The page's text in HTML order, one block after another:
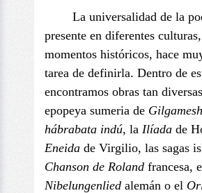
La universalidad de la
presente en diferentes
momentos históricos, hace
tarea de definirla. Dentro de
encontramos obras tan
epopeya sumeria de Gilgamesh
hábrabata indú, la Ilíada de
Eneida de Virgilio, las sagas
Chanson de Roland francesa,
Nibelungenlied alemán o el